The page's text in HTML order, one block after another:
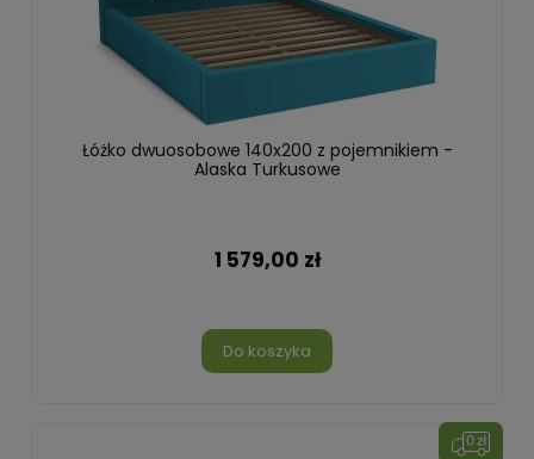
Łóżko dwuosobowe 140x200 z pojemnikiem -
Alaska Turkusowe
1 579,00 zł
Do koszyka